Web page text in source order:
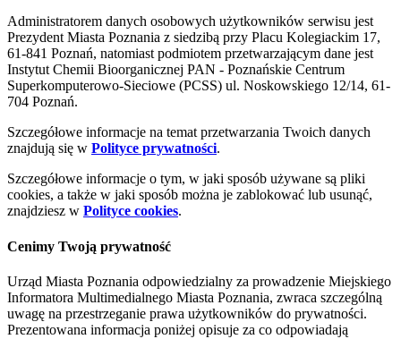
Administratorem danych osobowych użytkowników serwisu jest
Prezydent Miasta Poznania z siedzibą przy Placu Kolegiackim 17,
61-841 Poznań, natomiast podmiotem przetwarzającym dane jest
Instytut Chemii Bioorganicznej PAN - Poznańskie Centrum
Superkomputerowo-Sieciowe (PCSS) ul. Noskowskiego 12/14, 61-
704 Poznań.
Szczegółowe informacje na temat przetwarzania Twoich danych
znajdują się w Polityce prywatności.
Szczegółowe informacje o tym, w jaki sposób używane są pliki
cookies, a także w jaki sposób można je zablokować lub usunąć,
znajdziesz w Polityce cookies.
Cenimy Twoją prywatność
Urząd Miasta Poznania odpowiedzialny za prowadzenie Miejskiego
Informatora Multimedialnego Miasta Poznania, zwraca szczególną
uwagę na przestrzeganie prawa użytkowników do prywatności.
Prezentowana informacja poniżej opisuje za co odpowiadają